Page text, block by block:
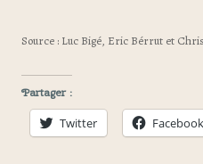
Source : Luc Bigé, Eric Bérrut et
Partager :
Twitter Facebook